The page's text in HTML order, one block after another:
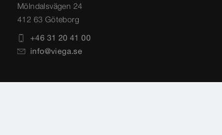
Mölndalsvägen 24
412 63 Göteborg
+46 31 20 41 00
info@viega.se